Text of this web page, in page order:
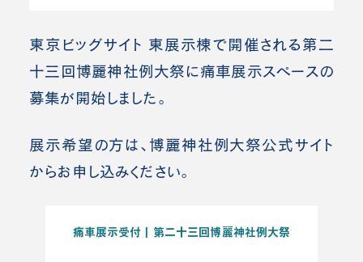
東京ビッグサイト 東展示棟で開催される第二
十三回博麗神社例大祭に痛車展示スペースの
募集が開始しました。
展示希望の方は、博麗神社例大祭公式サイト
からお申し込みください。
痛車展示受付 | 第二十三回博麗神社例大祭